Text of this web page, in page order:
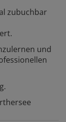
zubuchbar
und